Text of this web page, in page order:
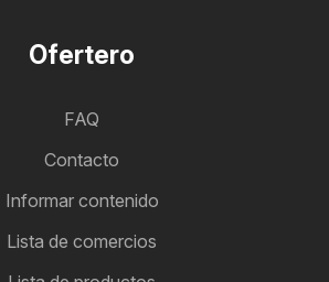
Ofertero
FAQ
Contacto
Informar contenido
Lista de comercios